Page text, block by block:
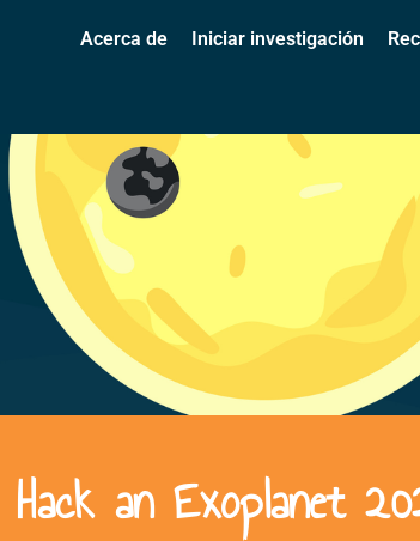
Acerca de Iniciar investigación
Hack an Exoplanet